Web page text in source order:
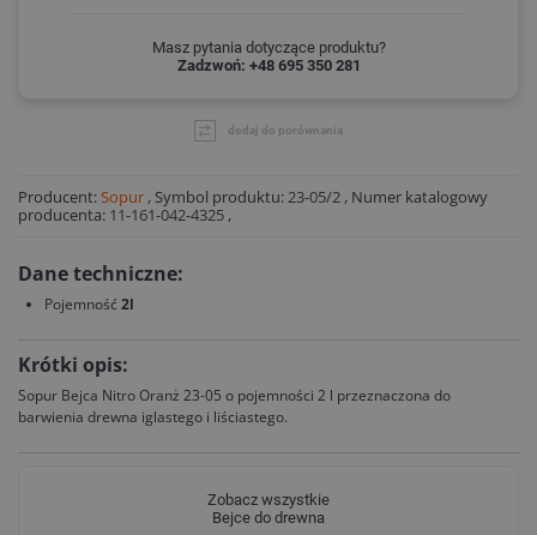
Masz pytania dotyczące produktu?
Zadzwoń: +48 695 350 281
dodaj do porównania
Producent: Sopur , Symbol produktu: 23-05/2 , Numer katalogowy
producenta: 11-161-042-4325 ,
Dane techniczne:
Pojemność 2l
Krótki opis:
Sopur Bejca Nitro Oranż 23-05 o pojemności 2 l przeznaczona do
barwienia drewna iglastego i liściastego.
Zobacz wszystkie
Bejce do drewna